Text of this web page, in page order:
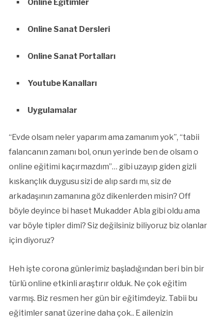
Online Eğitimler
Online Sanat Dersleri
Online Sanat Portalları
Youtube Kanalları
Uygulamalar
“Evde olsam neler yaparım ama zamanım yok”, “tabii
falancanın zamanı bol, onun yerinde ben de olsam o
online eğitimi kaçırmazdım”… gibi uzayıp giden gizli
kıskançlık duygusu sizi de alıp sardı mı, siz de
arkadaşının zamanına göz dikenlerden misin? Off
böyle deyince bi haset Mukadder Abla gibi oldu ama
var böyle tipler dimi? Siz değilsiniz biliyoruz biz olanlar
için diyoruz?
Heh işte corona günlerimiz başladığından beri bin bir
türlü online etkinli araştırır olduk. Ne çok eğitim
varmış. Biz resmen her gün bir eğitimdeyiz. Tabii bu
eğitimler sanat üzerine daha çok.. E ailenizin